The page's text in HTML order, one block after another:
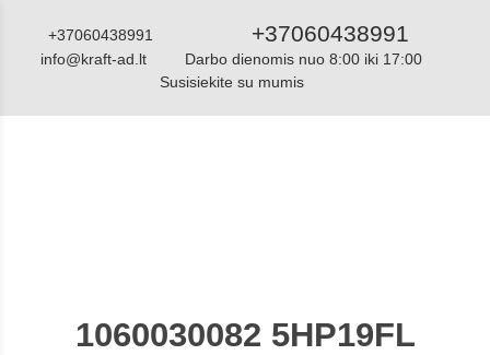
+37060438991 +37060438991
info@kraft-ad.lt
Darbo dienomis nuo 8:00 iki 17:00
Susisiekite su mumis
1060030082 5HP19FL